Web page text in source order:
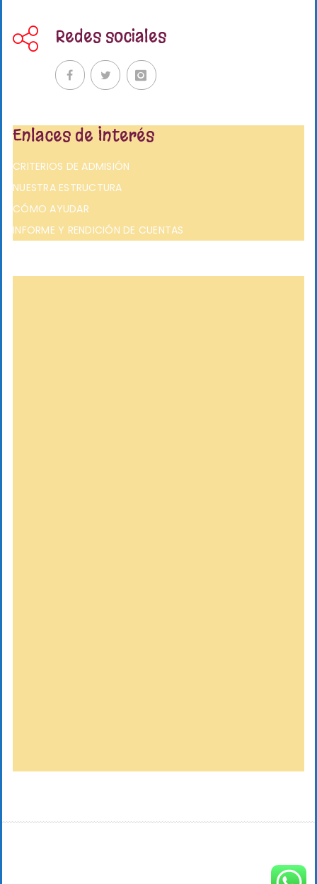
Redes sociales
Enlaces de Interés
CRITERIOS DE ADMISIÓN
NUESTRA ESTRUCTURA
CÓMO AYUDAR
INFORME Y RENDICIÓN DE CUENTAS